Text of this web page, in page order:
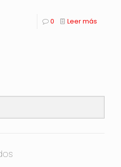
0 Leer más